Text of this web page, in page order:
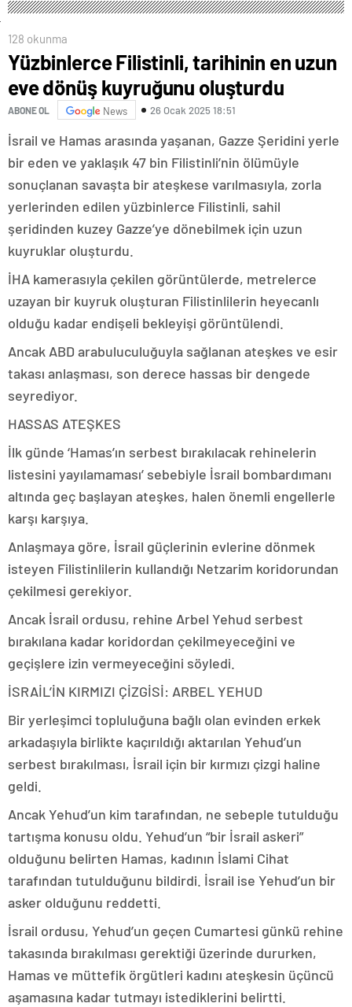
128 okunma
Yüzbinlerce Filistinli, tarihinin en uzun
eve dönüş kuyruğunu oluşturdu
ABONE OL News 26 Ocak 2025 18:51
İsrail ve Hamas arasında yaşanan, Gazze Şeridini yerle
bir eden ve yaklaşık 47 bin Filistinli’nin ölümüyle
sonuçlanan savaşta bir ateşkese varılmasıyla, zorla
yerlerinden edilen yüzbinlerce Filistinli, sahil
şeridinden kuzey Gazze’ye dönebilmek için uzun
kuyruklar oluşturdu.
İHA kamerasıyla çekilen görüntülerde, metrelerce
uzayan bir kuyruk oluşturan Filistinlilerin heyecanlı
olduğu kadar endişeli bekleyişi görüntülendi.
Ancak ABD arabuluculuğuyla sağlanan ateşkes ve esir
takası anlaşması, son derece hassas bir dengede
seyrediyor.
HASSAS ATEŞKES
İlk günde ‘Hamas’ın serbest bırakılacak rehinelerin
listesini yayılamaması’ sebebiyle İsrail bombardımanı
altında geç başlayan ateşkes, halen önemli engellerle
karşı karşıya.
Anlaşmaya göre, İsrail güçlerinin evlerine dönmek
isteyen Filistinlilerin kullandığı Netzarim koridorundan
çekilmesi gerekiyor.
Ancak İsrail ordusu, rehine Arbel Yehud serbest
bırakılana kadar koridordan çekilmeyeceğini ve
geçişlere izin vermeyeceğini söyledi.
İSRAİL’İN KIRMIZI ÇİZGİSİ: ARBEL YEHUD
Bir yerleşimci topluluğuna bağlı olan evinden erkek
arkadaşıyla birlikte kaçırıldığı aktarılan Yehud’un
serbest bırakılması, İsrail için bir kırmızı çizgi haline
geldi.
Ancak Yehud’un kim tarafından, ne sebeple tutulduğu
tartışma konusu oldu. Yehud’un “bir İsrail askeri”
olduğunu belirten Hamas, kadının İslami Cihat
tarafından tutulduğunu bildirdi. İsrail ise Yehud’un bir
asker olduğunu reddetti.
İsrail ordusu, Yehud’un geçen Cumartesi günkü rehine
takasında bırakılması gerektiği üzerinde dururken,
Hamas ve müttefik örgütleri kadını ateşkesin üçüncü
aşamasına kadar tutmayı istediklerini belirtti.